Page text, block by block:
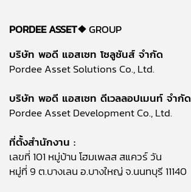
PORDEE ASSET❖GROUP
บริษัท พอดี แอสเซท โซลูชันส์ จำกัด
Pordee Asset Solutions Co., Ltd.
บริษัท พอดี แอสเซท ดีเวลลอปเมนท์ จำกัด
Pordee Asset Development Co., Ltd.
ที่ตั้งสำนักงาน :
เลขที่ 101 หมู่บ้าน โฮมเพลส สแควร์ วัน
หมู่ที่ 9 ต.บางเลน อ.บางใหญ่ จ.นนทบุรี 11140